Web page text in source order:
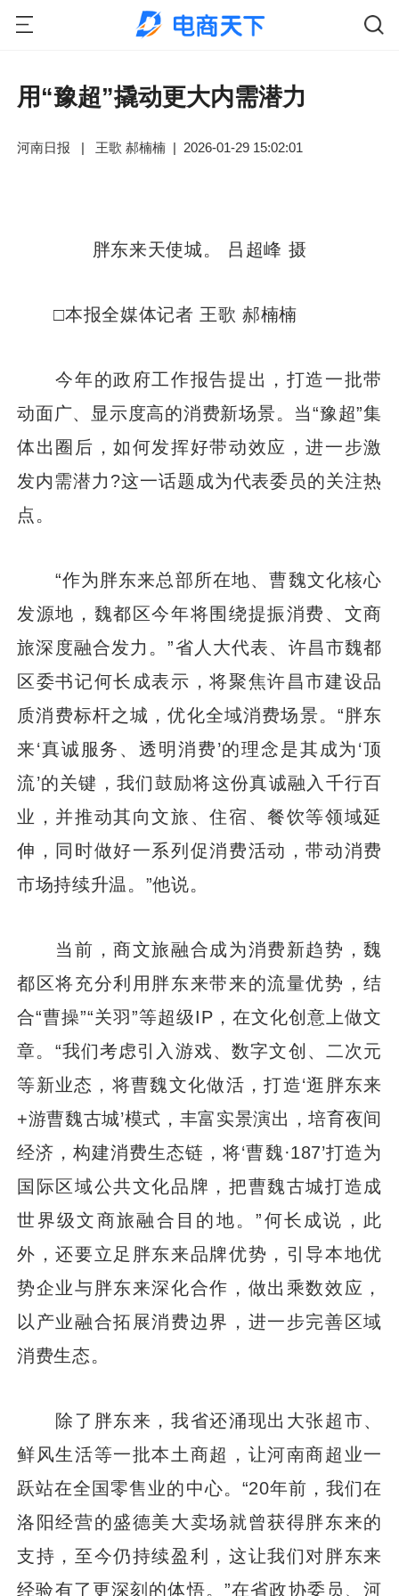
用“豫超”撬动更大内需潜力
河南日报 | 王歌 郝楠楠 | 2026-01-29 15:02:01
胖东来天使城。 吕超峰 摄
□本报全媒体记者 王歌 郝楠楠
今年的政府工作报告提出，打造一批带
动面广、显示度高的消费新场景。当“豫超”集
体出圈后，如何发挥好带动效应，进一步激
发内需潜力?这一话题成为代表委员的关注热
点。
“作为胖东来总部所在地、曹魏文化核心
发源地，魏都区今年将围绕提振消费、文商
旅深度融合发力。”省人大代表、许昌市魏都
区委书记何长成表示，将聚焦许昌市建设品
质消费标杆之城，优化全域消费场景。“胖东
来‘真诚服务、透明消费’的理念是其成为‘顶
流’的关键，我们鼓励将这份真诚融入千行百
业，并推动其向文旅、住宿、餐饮等领域延
伸，同时做好一系列促消费活动，带动消费
市场持续升温。”他说。
当前，商文旅融合成为消费新趋势，魏
都区将充分利用胖东来带来的流量优势，结
合“曹操”“关羽”等超级IP，在文化创意上做文
章。“我们考虑引入游戏、数字文创、二次元
等新业态，将曹魏文化做活，打造‘逛胖东来
+游曹魏古城’模式，丰富实景演出，培育夜间
经济，构建消费生态链，将‘曹魏·187’打造为
国际区域公共文化品牌，把曹魏古城打造成
世界级文商旅融合目的地。”何长成说，此
外，还要立足胖东来品牌优势，引导本地优
势企业与胖东来深化合作，做出乘数效应，
以产业融合拓展消费边界，进一步完善区域
消费生态。
除了胖东来，我省还涌现出大张超市、
鲜风生活等一批本土商超，让河南商超业一
跃站在全国零售业的中心。“20年前，我们在
洛阳经营的盛德美大卖场就曾获得胖东来的
支持，至今仍持续盈利，这让我们对胖东来
经验有了更深刻的体悟。”在省政协委员、河